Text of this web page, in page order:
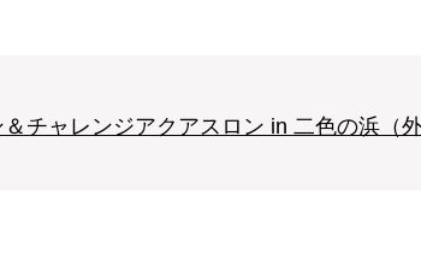
チャレンジアクアスロン in 二色の浜（